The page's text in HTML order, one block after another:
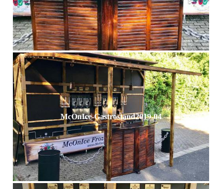
McOnIce-Gastrostand2019-04